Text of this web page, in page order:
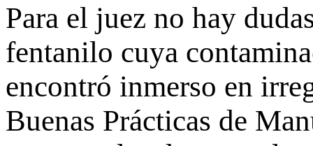
Para el juez no hay
fentanilo cuya
encontró inmerso en
Buenas Prácticas de